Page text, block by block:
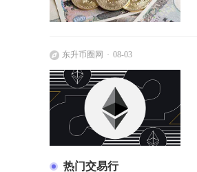
东升币圈网 08-03
热门交易行